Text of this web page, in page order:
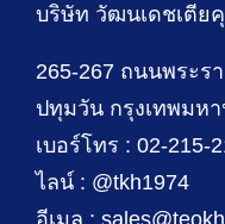
บริษัท วัฒนเดชเตีย
265-267 ถนนพระร
ปทุมวัน กรุงเทพมห
เบอร์โทร : 02-215-
ไลน์ : @tkh1974
อีเมล :